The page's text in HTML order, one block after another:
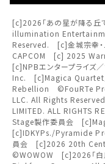
上映スケジュー
その他の劇場を選ぶ
無料のワタシアター
予約を確認・
都道府県から
北海道
東北
関東
北越
[c]2026「あの星が降る丘
illumination
Reserved. [c]金城宗幸
CAPCOM [c] 2025
[c]NPBエンタープライ
Inc. [c]Magica Quartet
Rebellion ©FouRTe
LLC. All Rights
LIMITED. ALL RIGHTS
Stage製作委員会
[c]IDKYPs./Pyramide
員会 [c]2026 20th
©WOWOW [c]2026「白
劇
劇場を変更すると、
変更しないで続け
上
上映日を変更すると
変更しないで続け
みた
ワタシアタ
ワタシアター会